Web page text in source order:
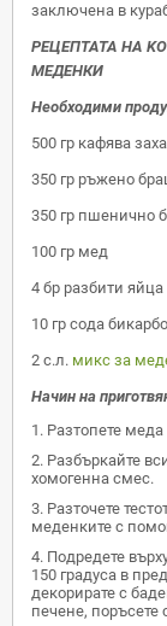
заключена в
РЕЦЕПТАТА НА
МЕДЕНКИ
Необходими
500 гр кафява
350 гр ръжено
350 гр пшенично
100 гр мед
4 бр разбити яйца
10 гр сода
2 с.л. микс за
Начин на
1. Разтопете
2. Разбъркайте
хомогенна смес.
3. Разточете
меденките с
4. Подредете
150 градуса в
декорирате с
печене,